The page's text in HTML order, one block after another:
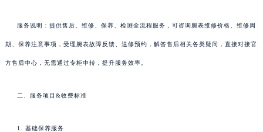
服务说明：提供售后、维修、保养、检测全流程服务，可咨询腕表维修价格、维修周
期、保养注意事项，受理腕表故障反馈、送修预约，解答售后相关各类疑问，直接对接官
方售后中心，无需通过专柜中转，提升服务效率。
二、服务项目&收费标准
1. 基础保养服务